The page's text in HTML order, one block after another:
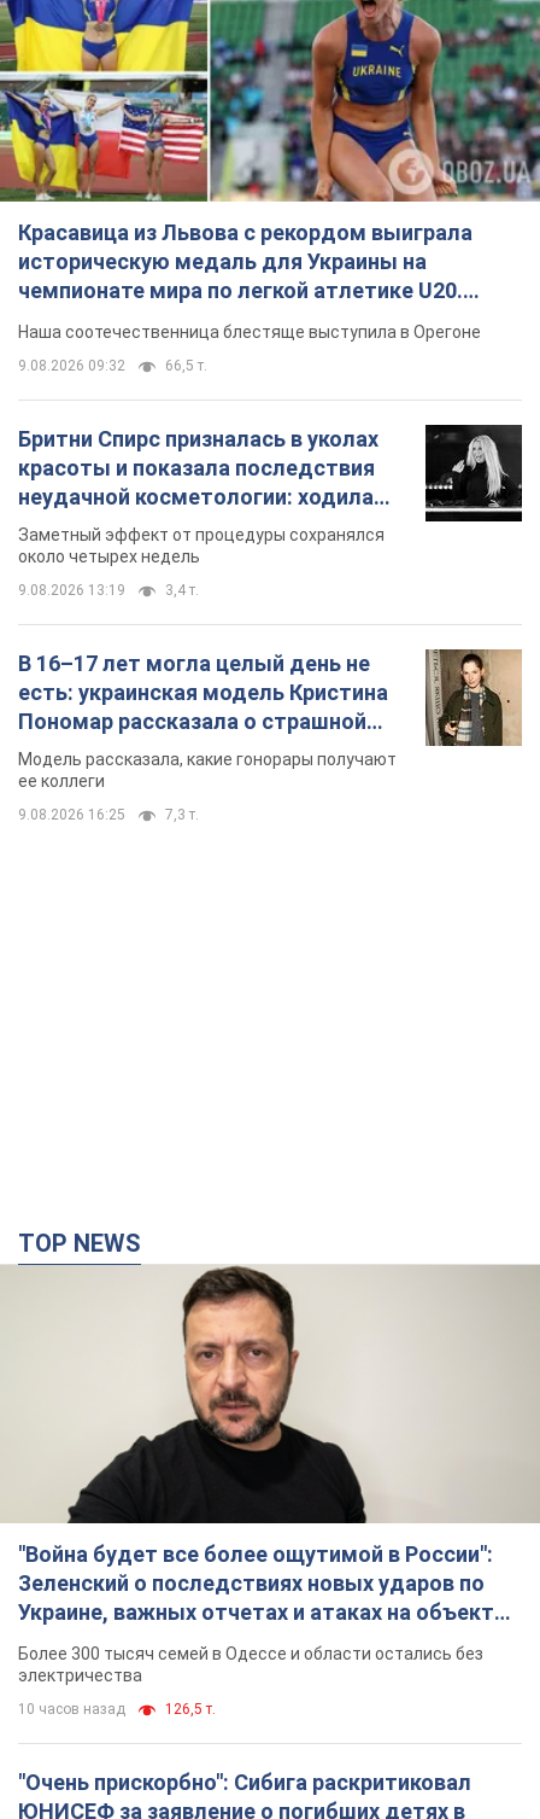
Красавица из Львова с рекордом выиграла
историческую медаль для Украины на
чемпионате мира по легкой атлетике U20.
Видео
Наша соотечественница блестяще выступила в Орегоне
9.08.2026 09:32 66,5 т.
Бритни Спирс призналась в уколах
красоты и показала последствия
неудачной косметологии: ходила
так почти месяц
Заметный эффект от процедуры сохранялся
около четырех недель
9.08.2026 13:19 3,4 т.
В 16–17 лет могла целый день не
есть: украинская модель Кристина
Пономар рассказала о страшной
стороне модельной карьеры
Модель рассказала, какие гонорары получают
ее коллеги
9.08.2026 16:25 7,3 т.
TOP NEWS
"Война будет все более ощутимой в России":
Зеленский о последствиях новых ударов по
Украине, важных отчетах и атаках на объекты
противника. Видео
Более 300 тысяч семей в Одессе и области остались без
электричества
10 часов назад 126,5 т.
"Очень прискорбно": Сибига раскритиковал
ЮНИСЕФ за заявление о погибших детях в